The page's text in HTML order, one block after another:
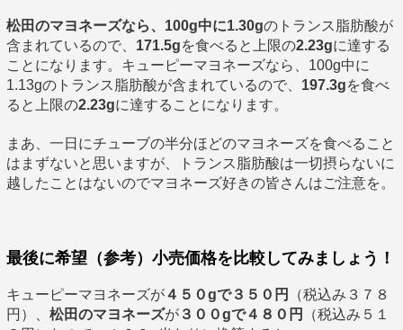
松田のマヨネーズなら、100g中に1.30gのトランス脂肪酸が
含まれているので、 171.5gを食べると上限の2.23gに達する
ことになります。キューピーマヨネーズなら、100g中に
1.13gのトランス脂肪酸が含まれているので、 197.3gを食べ
ると上限の2.23gに達することになります。
まあ、一日にチューブの半分ほどのマヨネーズを食べること
はまずないと思いますが、トランス脂肪酸は一切摂らないに
越したことはないのでマヨネーズ好きの皆さんはご注意を。
最後に希望（参考）小売価格を比較してみましょう！
キューピーマヨネーズが４５０gで３５０円
（税込み３７８
円）、 松田のマヨネーズが３００gで４８０円
（税込み５１